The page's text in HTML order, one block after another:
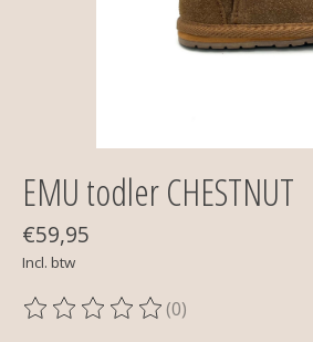
EMU todler CHESTNUT
€59,95
Incl. btw
De beoordeling van dit product is
(0)